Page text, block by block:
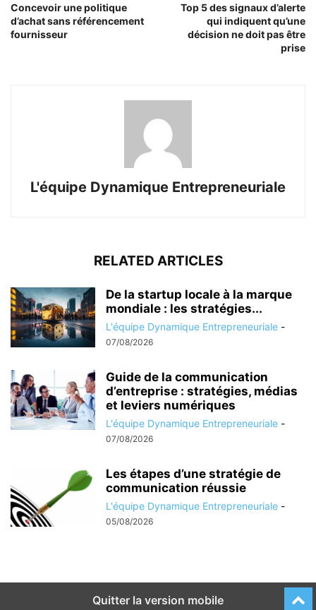
Concevoir une politique
d’achat sans référencement
fournisseur
Top 5 des signaux d’alerte
qui indiquent qu’une
décision ne doit pas être
prise
L'équipe Dynamique Entrepreneuriale
RELATED ARTICLES
De la startup locale à la marque
mondiale : les stratégies...
L'équipe Dynamique Entrepreneuriale -
07/08/2026
Guide de la communication
d’entreprise : stratégies, médias
et leviers numériques
L'équipe Dynamique Entrepreneuriale -
07/08/2026
Les étapes d’une stratégie de
communication réussie
L'équipe Dynamique Entrepreneuriale -
05/08/2026
Quitter la version mobile